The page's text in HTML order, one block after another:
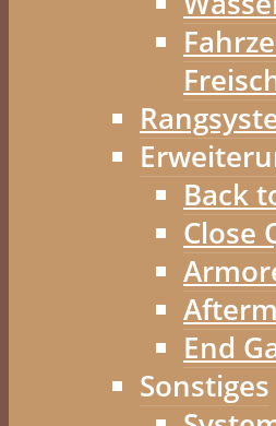
Back
Close
End
Sonstiges